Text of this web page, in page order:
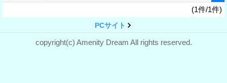
(1件/1件)
PCサイト
copyright(c) Amenity Dream All rights reserved.